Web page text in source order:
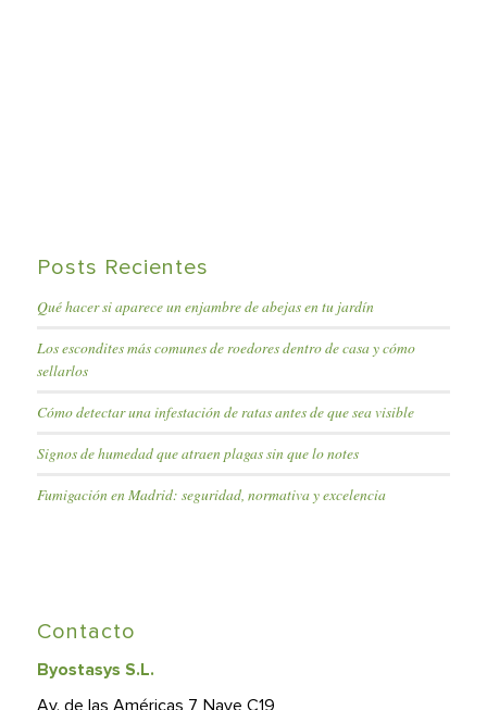
Posts Recientes
Qué hacer si aparece un enjambre de abejas en tu jardín
Los escondites más comunes de roedores dentro de casa y cómo
sellarlos
Cómo detectar una infestación de ratas antes de que sea visible
Signos de humedad que atraen plagas sin que lo notes
Fumigación en Madrid: seguridad, normativa y excelencia
Contacto
Byostasys S.L.